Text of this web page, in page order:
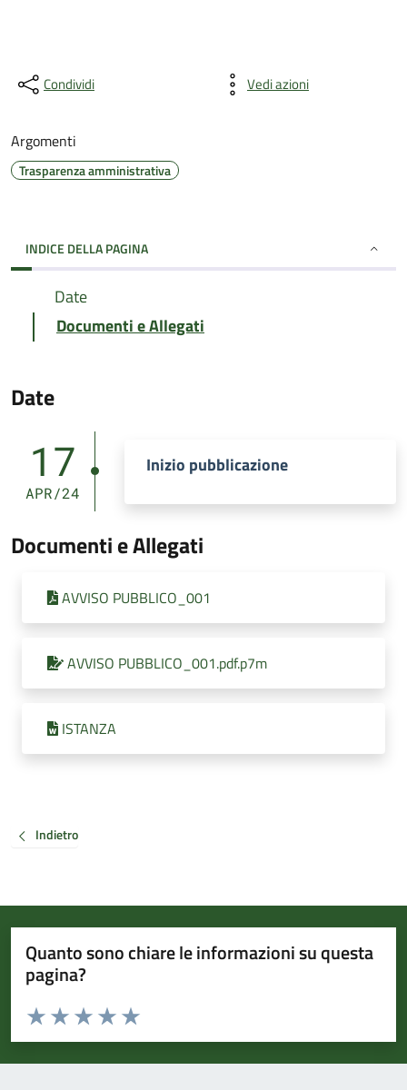
Condividi Vedi azioni
Argomenti
Trasparenza amministrativa
INDICE DELLA PAGINA
Date
Documenti e Allegati
Date
17
APR/24
Inizio pubblicazione
Documenti e Allegati
AVVISO PUBBLICO_001
AVVISO PUBBLICO_001.pdf.p7m
ISTANZA
Indietro
Quanto sono chiare le informazioni su questa
pagina?
Valuta da 1 a 5 stelle la pagina
Valuta 5 stelle su 5
Valuta 4 stelle su 5
Valuta 3 stelle su 5
Valuta 2 stelle su 5
Valuta 1 stelle su 5